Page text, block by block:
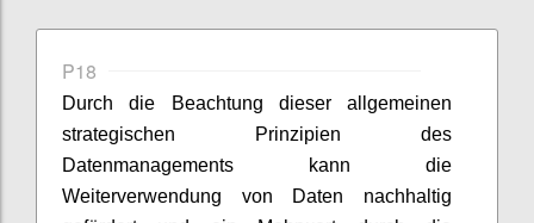
P18
Durch die Beachtung dieser allgemeinen
strategischen Prinzipien des
Datenmanagements kann die
Weiterverwendung von Daten nachhaltig